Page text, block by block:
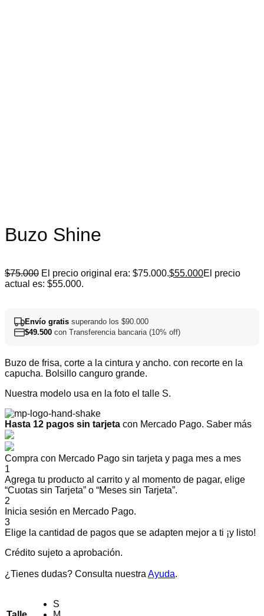
Buzo Shine
$75.000 El precio original era: $75.000.$55.000El precio
actual es: $55.000.
Envío gratis superando los $90.000
$49.500 con Transferencia bancaria (10% off)
Buzo de frisa, corte a la cintura y ancho. con recorte en la
capucha. Bolsillo canguro grande.
Nuestra modelo usa en la foto el talle S.
Hasta 12 pagos sin tarjeta con Mercado Pago. Saber más
Compra con Mercado Pago sin tarjeta y paga mes a mes
1
Agrega tu producto al carrito y al momento de pagar, elige
“Cuotas sin Tarjeta” o “Meses sin Tarjeta”.
2
Inicia sesión en Mercado Pago.
3
Elige la cantidad de pagos que se adapten mejor a ti ¡y listo!
Crédito sujeto a aprobación.
¿Tienes dudas? Consulta nuestra Ayuda.
S